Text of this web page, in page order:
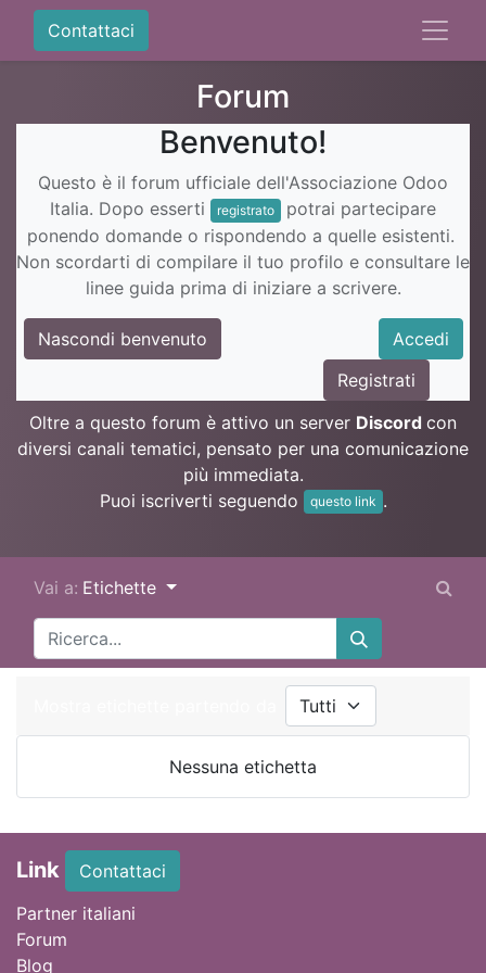
Contattaci
Forum
Benvenuto!
Questo è il forum ufficiale dell'Associazione Odoo
Italia. Dopo esserti
registrato
potrai partecipare
ponendo domande o rispondendo a quelle esistenti.
Non scordarti di compilare il tuo profilo e consultare le
linee guida prima di iniziare a scrivere.
Nascondi benvenuto
Accedi
Registrati
Oltre a questo forum è attivo un server Discord con
diversi canali tematici, pensato per una comunicazione
più immediata.
Puoi iscriverti seguendo
questo link .
Vai a: Etichette
Nessuna etichetta
Link
Contattaci
Partner italiani
Forum
Blog